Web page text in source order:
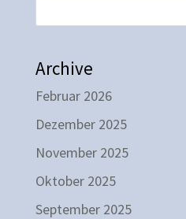
Archive
Februar 2026
Dezember 2025
November 2025
Oktober 2025
September 2025